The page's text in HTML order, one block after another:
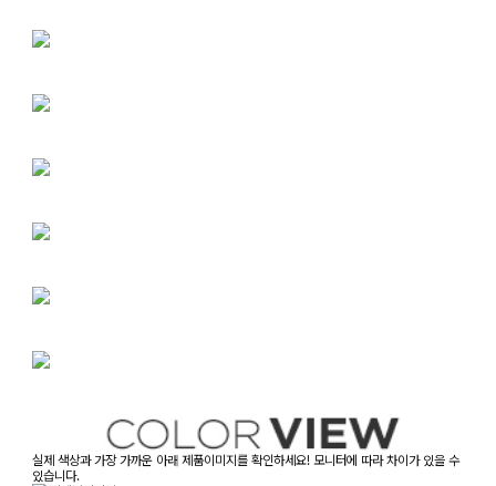
실제 색상과 가장 가까운 아래 제품이미지를 확인하세요! 모니터에 따라 차이가 있을 수
있습니다.